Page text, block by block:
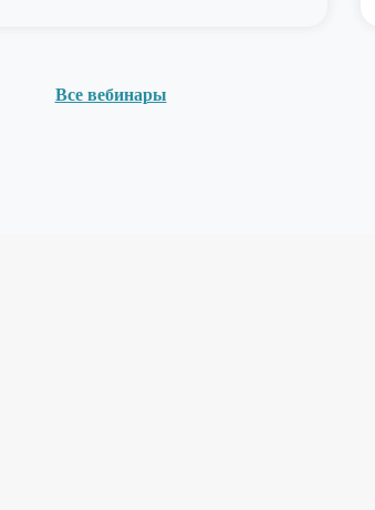
Все вебинары